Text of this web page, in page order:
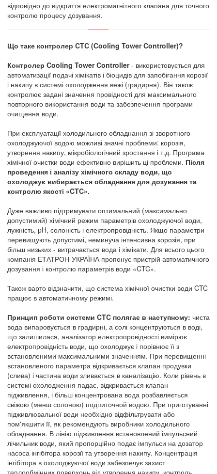
відповідно до відкриття електромагнітного клапана для точного
контролю процесу дозування.
Що таке контролер CTC (Cooling Tower Controller)?
Контролер Cooling Tower Controller- використовується для
автоматизації подачі хімікатів і біоцидів для запобігання корозії
і накипу в системі охолодження вежі (градирня). Він також
контролює задані значення провідності для максимального
повторного використання води та забезпечення програми
очищення води.
При експлуатації холодильного обладнання зі зворотного
охолоджуючої водою можливі значні проблеми: корозія,
утворення накипу, мікробіологічний зростання і т.д. Програма
хімічної очистки води ефективно вирішить ці проблеми. Після
проведення і аналізу хімічного складу води, що
охолоджує вибирається обладнання для дозування та
контролю якості «CTC».
Дуже важливо підтримувати оптимальний (максимально
допустимий) хімічний режим параметрів охолоджуючої води,
лужність, pH, солоність і електропровідність. Якщо параметри
перевищують допустимі, неминуча інтенсивна корозія, при
більш низьких - витрачається вода і хімікати. Для всього цього
компанія ЕТАТРОН-УКРАЇНА пропонує пристрій автоматичного
дозування і контролю параметрів води «CTC».
Також варто відзначити, що система хімічної очистки води CTC
працює в автоматичному режимі.
Принцип роботи системи CTC полягає в наступному: чиста
вода випаровується в градирні, а солі концентруються в воді,
що залишилася, аналізатор електропровідності вимірює
електропровідність води, що охолоджує і порівнює її з
встановленими максимальними значенням. При перевищенні
встановленого параметра відкривається клапан продувки
(слива) і частина води зливається в каналізацію. Коли рівень в
системі охолодження падає, відкривається клапан
підживлення, і більш концентрована вода розбавляється
свіжою (менш солоною) подпиточной водою. При приготуванні
підживлювальної води необхідно відфільтрувати або
пом'якшити її, як рекомендують виробники холодильного
обладнання. В лінію підживлення встановлений імпульсний
лічильник води, який пропорційно подає імпульси на дозатор
насоса інгібітора корозії та утворення накипу. Концентрація
інгібітора в охолоджуючої води забезпечує захист
теплообмінних поверхонь від утворення накипу, контроль